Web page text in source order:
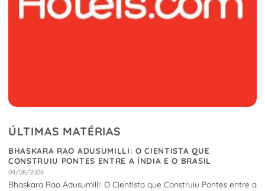
ÚLTIMAS MATÉRIAS
BHASKARA RAO ADUSUMILLI: O CIENTISTA QUE
CONSTRUIU PONTES ENTRE A ÍNDIA E O BRASIL
09/08/2026
Bhaskara Rao Adusumilli: O Cientista que Construiu Pontes entre a